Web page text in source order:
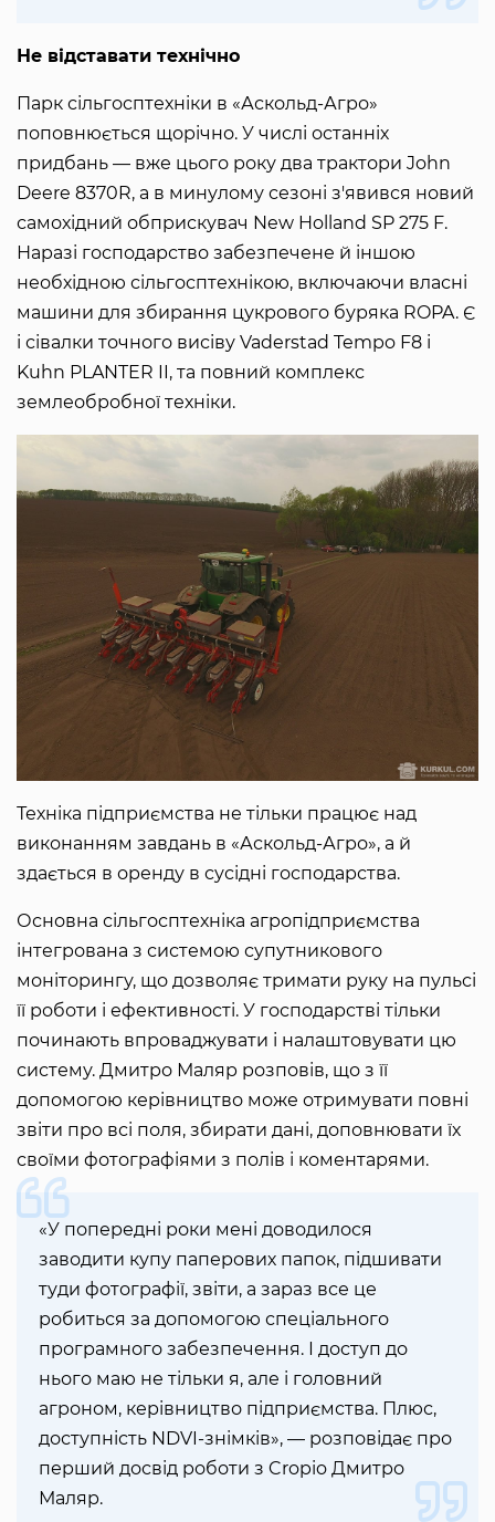
Не відставати технічно
Парк сільгосптехніки в «Аскольд-Агро»
поповнюється щорічно. У числі останніх
придбань — вже цього року два трактори John
Deere 8370R, а в минулому сезоні з'явився новий
самохідний обприскувач New Holland SP 275 F.
Наразі господарство забезпечене й іншою
необхідною сільгосптехнікою, включаючи власні
машини для збирання цукрового буряка ROPA. Є
і сівалки точного висіву Vaderstad Tempo F8 і
Kuhn PLANTER II, та повний комплекс
землеобробної техніки.
Техніка підприємства не тільки працює над
виконанням завдань в «Аскольд-Агро», а й
здається в оренду в сусідні господарства.
Основна сільгосптехніка агропідприємства
інтегрована з системою супутникового
моніторингу, що дозволяє тримати руку на пульсі
її роботи і ефективності. У господарстві тільки
починають впроваджувати і налаштовувати цю
систему. Дмитро Маляр розповів, що з її
допомогою керівництво може отримувати повні
звіти про всі поля, збирати дані, доповнювати їх
своїми фотографіями з полів і коментарями.
«У попередні роки мені доводилося
заводити купу паперових папок, підшивати
туди фотографії, звіти, а зараз все це
робиться за допомогою спеціального
програмного забезпечення. І доступ до
нього маю не тільки я, але і головний
агроном, керівництво підприємства. Плюс,
доступність NDVI-знімків», — розповідає про
перший досвід роботи з Cropio Дмитро
Маляр.